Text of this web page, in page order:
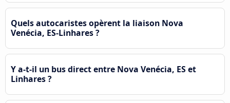
Quels autocaristes opèrent la liaison Nova
Venécia, ES-Linhares ?
Y a-t-il un bus direct entre Nova Venécia, ES et
Linhares ?